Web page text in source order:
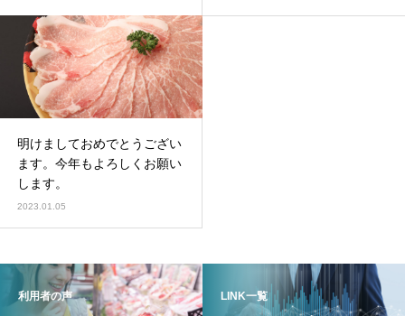
明けましておめでとうござい
ます。今年もよろしくお願い
します。
2023.01.05
利用者の声 LINK一覧